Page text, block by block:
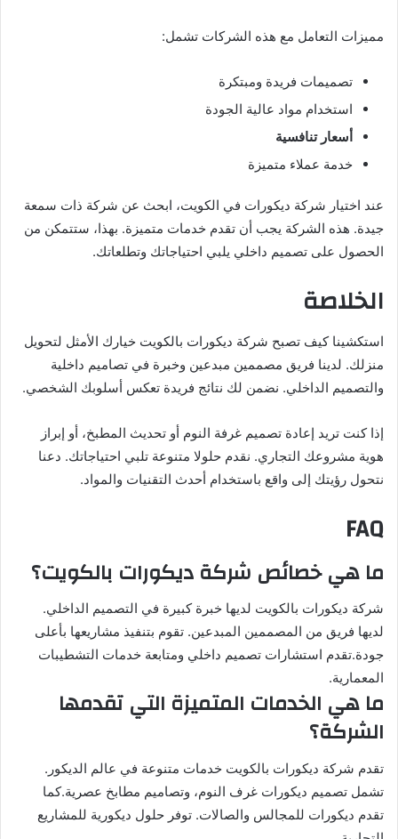
مميزات التعامل مع هذه الشركات تشمل:
تصميمات فريدة ومبتكرة
استخدام مواد عالية الجودة
أسعار تنافسية
خدمة عملاء متميزة
عند اختيار شركة ديكورات في الكويت، ابحث عن شركة ذات سمعة
جيدة. هذه الشركة يجب أن تقدم خدمات متميزة. بهذا، ستتمكن من
الحصول على تصميم داخلي يلبي احتياجاتك وتطلعاتك.
الخلاصة
استكشينا كيف تصبح شركة ديكورات بالكويت خيارك الأمثل لتحويل
منزلك. لدينا فريق مصممين مبدعين وخبرة في تصاميم داخلية
والتصميم الداخلي. نضمن لك نتائج فريدة تعكس أسلوبك الشخصي.
إذا كنت تريد إعادة تصميم غرفة النوم أو تحديث المطبخ، أو إبراز
هوية مشروعك التجاري. نقدم حلولا متنوعة تلبي احتياجاتك. دعنا
نتحول رؤيتك إلى واقع باستخدام أحدث التقنيات والمواد.
FAQ
ما هي خصائص شركة ديكورات بالكويت؟
شركة ديكورات بالكويت لديها خبرة كبيرة في التصميم الداخلي.
لديها فريق من المصممين المبدعين. تقوم بتنفيذ مشاريعها بأعلى
جودة.تقدم استشارات تصميم داخلي ومتابعة خدمات التشطيبات
المعمارية.
ما هي الخدمات المتميزة التي تقدمها
الشركة؟
تقدم شركة ديكورات بالكويت خدمات متنوعة في عالم الديكور.
تشمل تصميم ديكورات غرف النوم، وتصاميم مطابخ عصرية.كما
تقدم ديكورات للمجالس والصالات. توفر حلول ديكورية للمشاريع